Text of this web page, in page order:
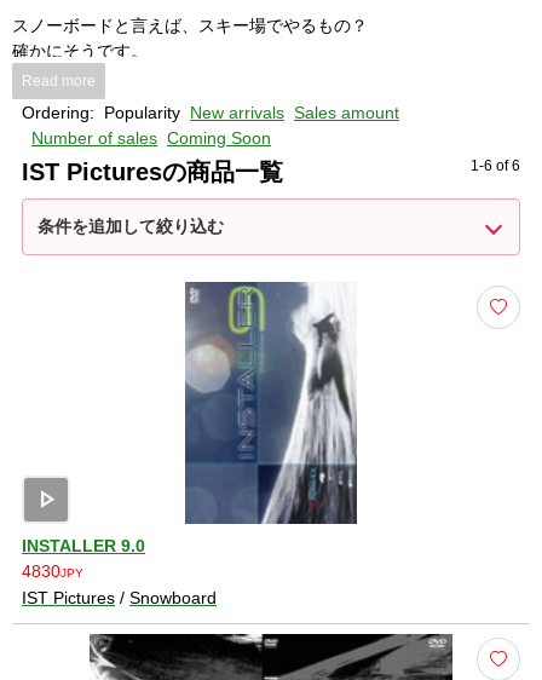
Read more
スノーボードと言えば、スキー場でやるもの？
確かにそうです。
が、スノーボードの楽しみ方は無限大。
スキー場はもちろん、トップライダーが様々な山や国へ雪を求めて
スノーボードを表現します。
雪、山、旅、音楽、スノーボードを通じて自然を感じるムービーを
お届けします。
Ordering: Popularity New arrivals Sales amount
Number of sales Coming Soon
IST Picturesの商品一覧 1-6 of 6
条件を追加して絞り込む
play_arrow
INSTALLER 9.0
4830JPY
IST Pictures / Snowboard